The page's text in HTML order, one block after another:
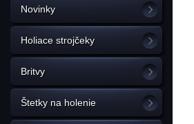
Novinky
Holiace strojčeky
Britvy
Štetky na holenie